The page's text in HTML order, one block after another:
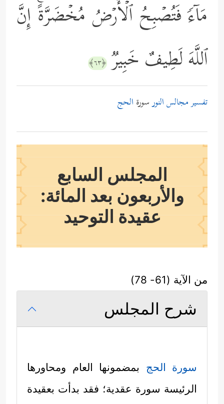
مَاۤءࣰ فَتُصۡبِحُ ٱلۡأَرۡضُ مُخۡضَرَّةًۚ إِنَّ
ٱللَّهَ لَطِیفٌ خَبِیرࣱ ﴿٦٣﴾
تفسير مجالس النورسورة الحج
المجلس السابع
والأربعون بعد المائة:
عقيدة التوحيد
من الآية (61- 78)
شرح المجلس
سورة الحج بمضمونها العام ومحاورها
الرئيسة سورة عقدية؛ فقد بدأت بعقيدة